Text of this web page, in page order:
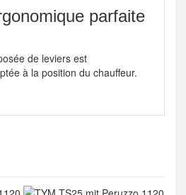
parfaite
de leviers est
à la position du chauffeur.